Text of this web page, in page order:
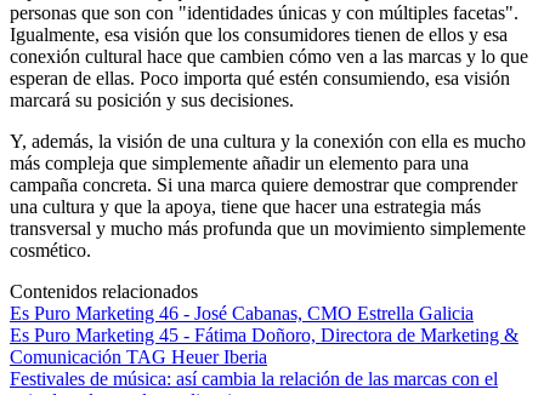
personas que son con "identidades únicas y con múltiples facetas".
Igualmente, esa visión que los consumidores tienen de ellos y esa
conexión cultural hace que cambien cómo ven a las marcas y lo que
esperan de ellas. Poco importa qué estén consumiendo, esa visión
marcará su posición y sus decisiones.
Y, además, la visión de una cultura y la conexión con ella es mucho
más compleja que simplemente añadir un elemento para una
campaña concreta. Si una marca quiere demostrar que comprender
una cultura y que la apoya, tiene que hacer una estrategia más
transversal y mucho más profunda que un movimiento simplemente
cosmético.
Contenidos relacionados
Es Puro Marketing 46 - José Cabanas, CMO Estrella Galicia
Es Puro Marketing 45 - Fátima Doñoro, Directora de Marketing &
Comunicación TAG Heuer Iberia
Festivales de música: así cambia la relación de las marcas con el